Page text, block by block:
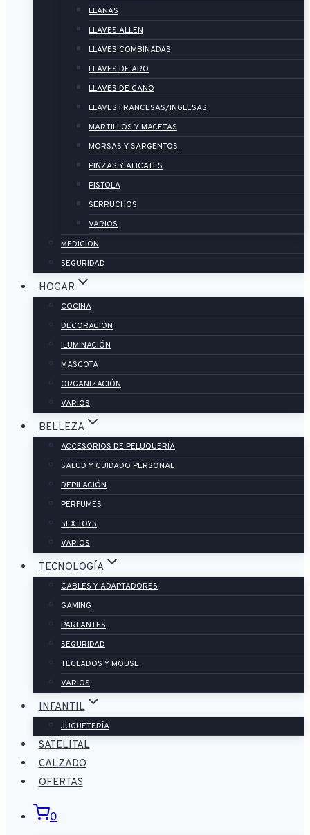
LLANAS
LLAVES ALLEN
LLAVES COMBINADAS
LLAVES DE ARO
LLAVES DE CAÑO
LLAVES FRANCESAS/INGLESAS
MARTILLOS Y MACETAS
MORSAS Y SARGENTOS
PINZAS Y ALICATES
PISTOLA
SERRUCHOS
VARIOS
MEDICIÓN
SEGURIDAD
HOGAR
COCINA
DECORACIÓN
ILUMINACIÓN
MASCOTA
ORGANIZACIÓN
VARIOS
BELLEZA
ACCESORIOS DE PELUQUERÍA
SALUD Y CUIDADO PERSONAL
DEPILACIÓN
PERFUMES
SEX TOYS
VARIOS
TECNOLOGÍA
CABLES Y ADAPTADORES
GAMING
PARLANTES
SEGURIDAD
TECLADOS Y MOUSE
VARIOS
INFANTIL
JUGUETERÍA
SATELITAL
CALZADO
OFERTAS
0